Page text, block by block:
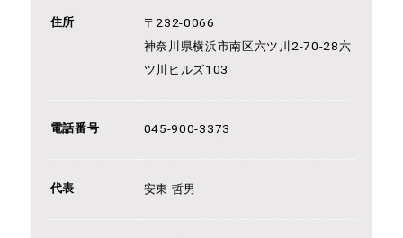
住所
〒232-0066
神奈川県横浜市南区六ツ川2-70-28六
ツ川ヒルズ103
電話番号 045-900-3373
代表 安東 哲男